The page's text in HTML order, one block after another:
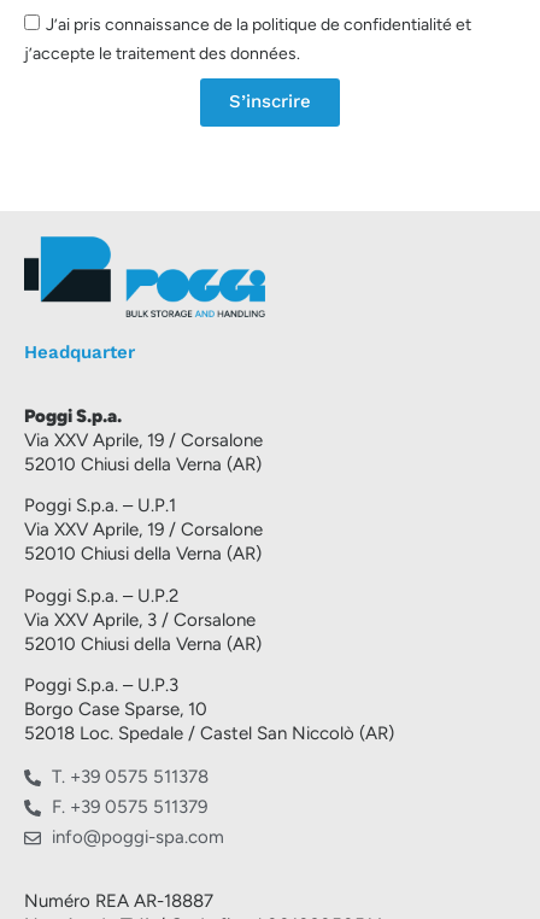
J’ai pris connaissance de la politique de confidentialité et
j’accepte le traitement des données.
S’inscrire
Headquarter
Poggi S.p.a.
Via XXV Aprile, 19 / Corsalone
52010 Chiusi della Verna (AR)
Poggi S.p.a. – U.P.1
Via XXV Aprile, 19 / Corsalone
52010 Chiusi della Verna (AR)
Poggi S.p.a. – U.P.2
Via XXV Aprile, 3 / Corsalone
52010 Chiusi della Verna (AR)
Poggi S.p.a. – U.P.3
Borgo Case Sparse, 10
52018 Loc. Spedale / Castel San Niccolò (AR)
T. +39 0575 511378
F. +39 0575 511379
info@poggi-spa.com
Numéro REA AR-18887